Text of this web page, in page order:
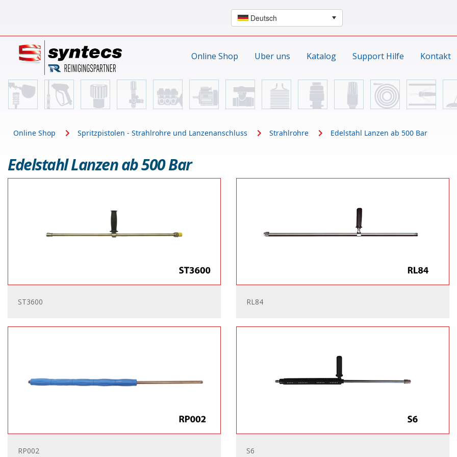
Online Shop Uber uns Katalog Support Hilfe Kontakt
Online Shop Spritzpistolen - Strahlrohre und Lanzenanschluss Strahlrohre Edelstahl Lanzen ab 500 Bar
Edelstahl Lanzen ab 500 Bar
ST3600 RL84
RP002 S6